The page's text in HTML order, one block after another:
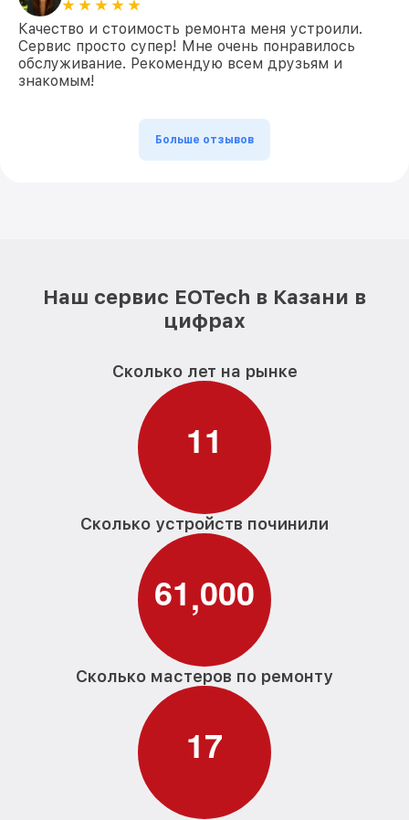
Качество и стоимость ремонта меня устроили.
Сервис просто супер! Мне очень понравилось
обслуживание. Рекомендую всем друзьям и
знакомым!
Больше отзывов
Наш сервис EOTech в Казани в
цифрах
Сколько лет на рынке
11
Сколько устройств починили
61,000
Сколько мастеров по ремонту
17